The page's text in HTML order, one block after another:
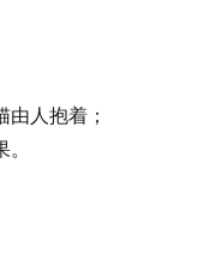
人抱着；